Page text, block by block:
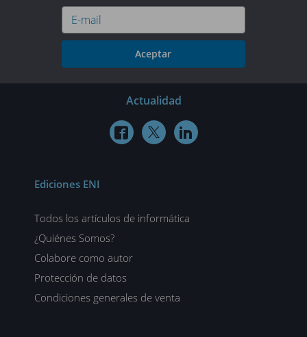
Aceptar
Actualidad
  
Ediciones ENI
Todos los artículos de informática
¿Quiénes Somos?
Colabore como autor
Protección de datos
Condiciones generales de venta